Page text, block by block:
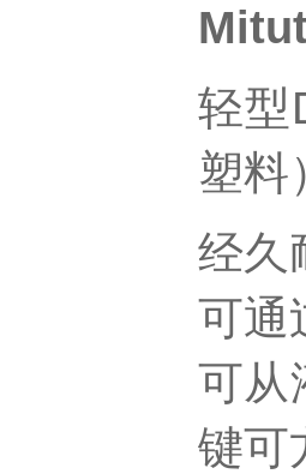
轻型
塑料
经久
可通
可从
键可